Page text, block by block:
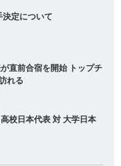
定について
直前合宿を開始 トップチ
れる
校日本代表 対 大学日本